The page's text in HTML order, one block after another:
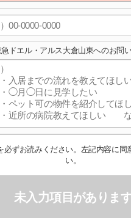
急ドエル・アルス大倉山東へのお問い
必ずお読みください。左記内容に
い。
未入力項目がありま